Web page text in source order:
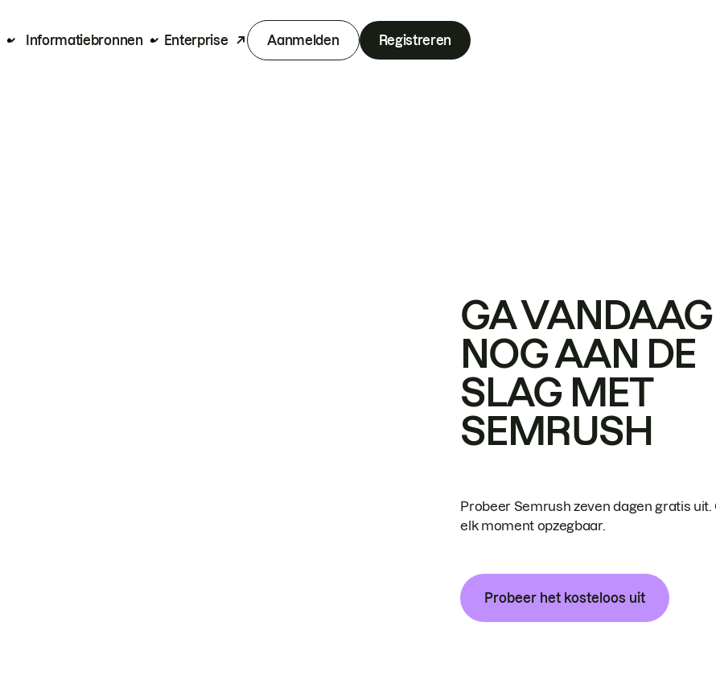
Informatiebronnen Enterprise Aanmelden Registreren
GA VANDAAG
NOG AAN DE
SLAG MET
SEMRUSH
Probeer Semrush zeven dagen gratis uit.
elk moment opzegbaar.
Probeer het kosteloos uit